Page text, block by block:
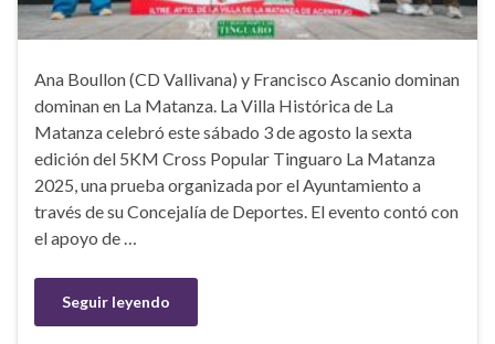
Ana Boullon (CD Vallivana) y Francisco Ascanio dominan
dominan en La Matanza. La Villa Histórica de La
Matanza celebró este sábado 3 de agosto la sexta
edición del 5KM Cross Popular Tinguaro La Matanza
2025, una prueba organizada por el Ayuntamiento a
través de su Concejalía de Deportes. El evento contó con
el apoyo de …
Seguir leyendo